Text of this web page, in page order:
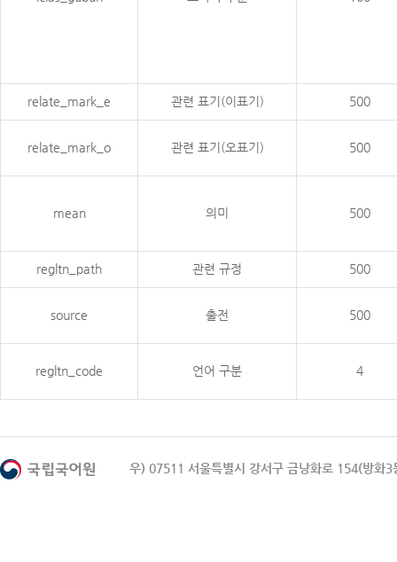
relate_mark_e 관련 표기(이표기) 500
relate_mark_o 관련 표기(오표기) 500
mean 의미 500
regltn_path 관련 규정 500
source 출전 500
regltn_code 언어 구분 4
우) 07511 서울특별시 강서구 금낭화로 154(방화3